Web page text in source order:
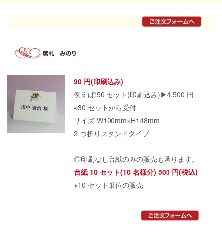
90 円(印刷込み)
例えば:50 セット(印刷込み)▶4,500 円
※30 セットから受付
サイズ W100mm×H148mm
2 つ折りスタンドタイプ
◎印刷なし台紙のみの販売も承ります。
台紙 10 セット(10 名様分) 500 円(税込)
※10 セット単位の販売